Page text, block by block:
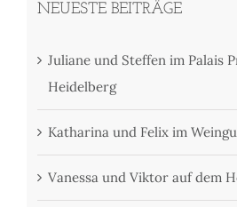
NEUESTE BEITRÄGE
Juliane und Steffen im Palais
Heidelberg
Katharina und Felix im
Vanessa und Viktor auf dem